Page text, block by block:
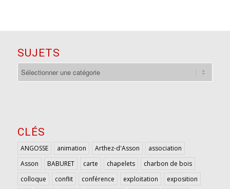
SUJETS
CLÉS
ANGOSSE animation Arthez-d'Asson
association
Asson
BABURET carte chapelets
charbon de bois
colloque
conflit conférence exploitation
exposition